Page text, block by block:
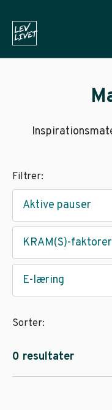
Filtrer:
Aktive pauser
KRAM(S)-
E-læring
0 resultater
Sorter: